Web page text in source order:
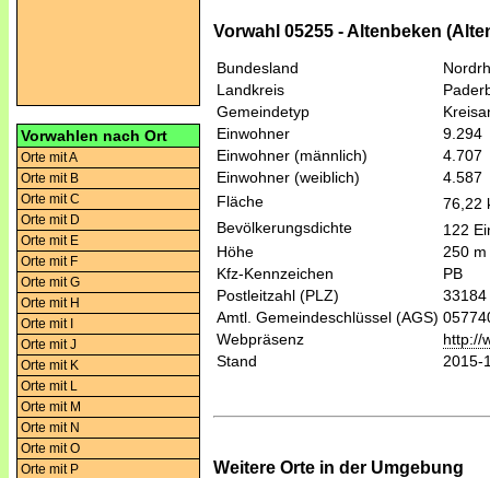
Vorwahlen nach Ort
Orte mit A
Orte mit B
Orte mit C
Orte mit D
Orte mit E
Orte mit F
Orte mit G
Orte mit H
Orte mit I
Orte mit J
Orte mit K
Orte mit L
Orte mit M
Orte mit N
Orte mit O
Orte mit P
Vorwahl 05255 - Altenbeken
Bundesland
Landkreis
Gemeindetyp
Einwohner
9.294
Einwohner (männlich)
4.707
Einwohner (weiblich)
4.587
Fläche
76,22
Bevölkerungsdichte
122
Höhe
250 m
Kfz-Kennzeichen
PB
Postleitzahl (PLZ)
33184
Amtl. Gemeindeschlüssel (AGS)
Webpräsenz
http://
Stand
2015-
Weitere Orte in der Umgebung